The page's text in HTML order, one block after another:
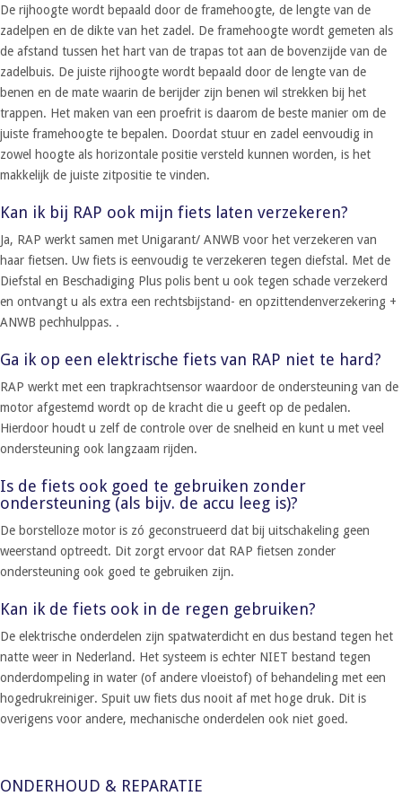
De rijhoogte wordt bepaald door de framehoogte, de lengte van de
zadelpen en de dikte van het zadel. De framehoogte wordt gemeten als
de afstand tussen het hart van de trapas tot aan de bovenzijde van de
zadelbuis. De juiste rijhoogte wordt bepaald door de lengte van de
benen en de mate waarin de berijder zijn benen wil strekken bij het
trappen. Het maken van een proefrit is daarom de beste manier om de
juiste framehoogte te bepalen. Doordat stuur en zadel eenvoudig in
zowel hoogte als horizontale positie versteld kunnen worden, is het
makkelijk de juiste zitpositie te vinden.
Kan ik bij RAP ook mijn fiets laten verzekeren?
Ja, RAP werkt samen met Unigarant/ ANWB voor het verzekeren van
haar fietsen. Uw fiets is eenvoudig te verzekeren tegen diefstal. Met de
Diefstal en Beschadiging Plus polis bent u ook tegen schade verzekerd
en ontvangt u als extra een rechtsbijstand- en opzittendenverzekering +
ANWB pechhulppas. .
Ga ik op een elektrische fiets van RAP niet te hard?
RAP werkt met een trapkrachtsensor waardoor de ondersteuning van de
motor afgestemd wordt op de kracht die u geeft op de pedalen.
Hierdoor houdt u zelf de controle over de snelheid en kunt u met veel
ondersteuning ook langzaam rijden.
Is de fiets ook goed te gebruiken zonder
ondersteuning (als bijv. de accu leeg is)?
De borstelloze motor is zó geconstrueerd dat bij uitschakeling geen
weerstand optreedt. Dit zorgt ervoor dat RAP fietsen zonder
ondersteuning ook goed te gebruiken zijn.
Kan ik de fiets ook in de regen gebruiken?
De elektrische onderdelen zijn spatwaterdicht en dus bestand tegen het
natte weer in Nederland. Het systeem is echter NIET bestand tegen
onderdompeling in water (of andere vloeistof) of behandeling met een
hogedrukreiniger. Spuit uw fiets dus nooit af met hoge druk. Dit is
overigens voor andere, mechanische onderdelen ook niet goed.
ONDERHOUD & REPARATIE